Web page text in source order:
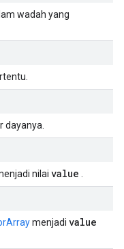
wadah yang
dayanya.
nilai value
menjadi value